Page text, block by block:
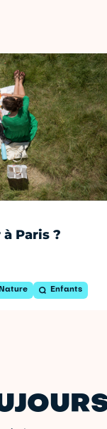
Paris ?
Nature Enfants